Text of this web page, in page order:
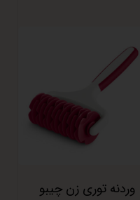
وردنه توری زن چیبو